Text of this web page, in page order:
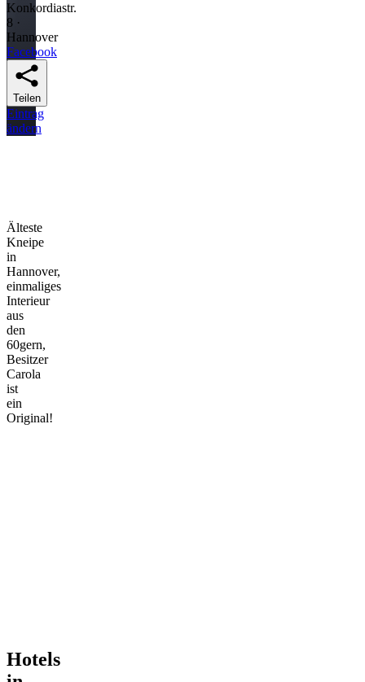
Konkordiastr.
8 ·
Hannover
Facebook
Teilen
Eintrag
ändern
Älteste
Kneipe
in
Hannover,
einmaliges
Interieur
aus
den
60gern,
Besitzer
Carola
ist
ein
Original!
Hotels